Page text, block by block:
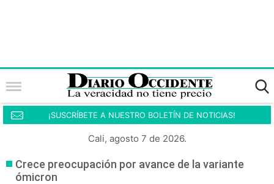
¡SUSCRÍBETE A NUESTRO BOLETÍN DE NOTICIAS!
Cali, agosto 7 de 2026.
Crece preocupación por avance de la variante
ómicron